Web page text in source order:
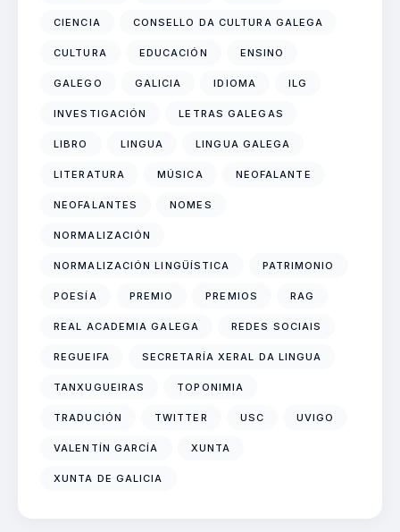
CIENCIA CONSELLO DA CULTURA GALEGA
CULTURA EDUCACIÓN ENSINO
GALEGO GALICIA IDIOMA ILG
INVESTIGACIÓN LETRAS GALEGAS
LIBRO LINGUA LINGUA GALEGA
LITERATURA MÚSICA NEOFALANTE
NEOFALANTES NOMES
NORMALIZACIÓN
NORMALIZACIÓN LINGÜÍSTICA PATRIMONIO
POESÍA PREMIO PREMIOS RAG
REAL ACADEMIA GALEGA REDES SOCIAIS
REGUEIFA SECRETARÍA XERAL DA LINGUA
TANXUGUEIRAS TOPONIMIA
TRADUCIÓN TWITTER USC UVIGO
VALENTÍN GARCÍA XUNTA
XUNTA DE GALICIA